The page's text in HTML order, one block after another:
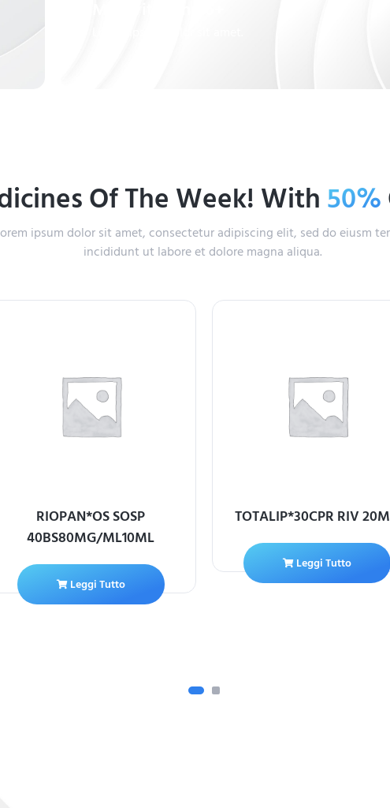
Of The Week! With50%
ipsum dolor sit amet, consectetur adipiscing elit, sed do eiusm
incididunt ut labore et dolore magna aliqua.
RIOPAN*OS SOSP
40BS80MG/ML10ML
Leggi Tutto
TOTALIP*30CPR RIV
Leggi Tutto